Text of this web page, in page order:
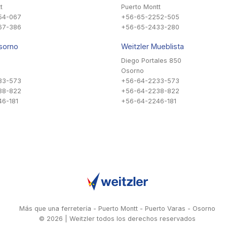
067
386
573
822
181
Puerto Montt
+56-65-2252-505
+56-65-2433-280
Weitzler Mueblista
Diego Portales 850
Osorno
+56-64-2233-573
+56-64-2238-822
+56-64-2246-181
Más que una ferretería - Puerto Montt - Puerto Varas - Osorno
© 2026 | Weitzler todos los derechos reservados